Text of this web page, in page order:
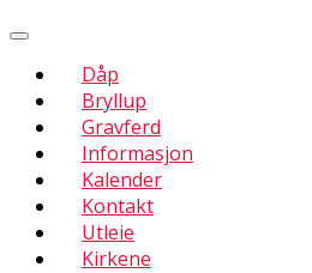
Dåp
Bryllup
Gravferd
Informasjon
Kalender
Kontakt
Utleie
Kirkene